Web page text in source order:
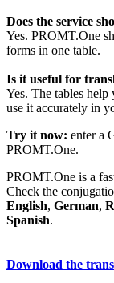
Does the service
Yes. PROMT.One
forms in one table.
Is it useful for
Yes. The tables
use it accurately in
Try it now: enter a
PROMT.One.
PROMT.One is a
Check the
English, German,
Spanish.
Download the